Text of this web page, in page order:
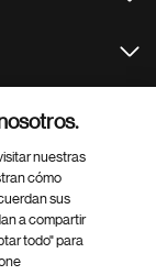
nuestras
cómo
sus
a compartir
todo" para